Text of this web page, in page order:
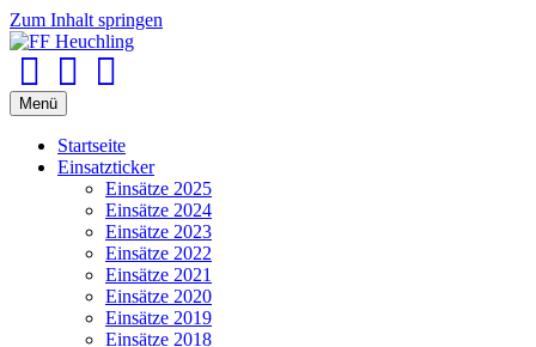
Zum Inhalt springen
Menü
Startseite
Einsatzticker
Einsätze 2025
Einsätze 2024
Einsätze 2023
Einsätze 2022
Einsätze 2021
Einsätze 2020
Einsätze 2019
Einsätze 2018